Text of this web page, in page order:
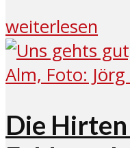
weiterlesen
Die